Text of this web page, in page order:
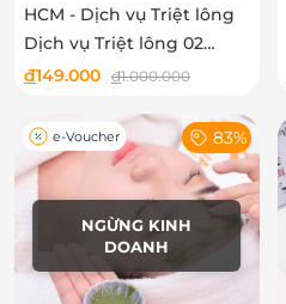
HCM - Dịch vụ Triệt lông
Dịch vụ Triệt lông 02
mép, 02 nách tại Viện
đ149.000 đ1.000.000
NGỪNG KINH
DOANH
e-Voucher 83%